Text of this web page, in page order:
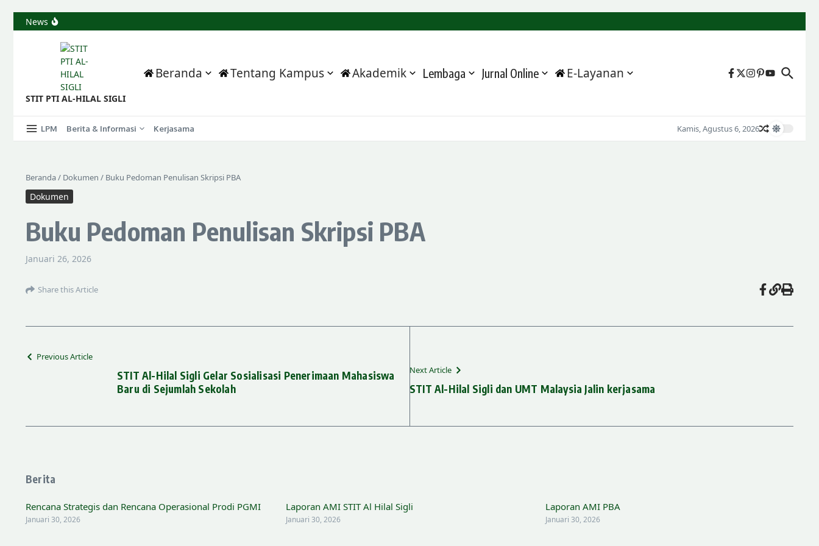
News
Rapat Teknis II Percepat Penegerian PTI Al Hilal Sigli, Tim Fasilitasi Matangkan Usulan Prioritas
SECANGKIR KOPI, SEJUTA HARAPAN MENUJU IAIN AL HILAL SIGLI
STIT PTI AL-HILAL SIGLI
Beranda Tentang Kampus Akademik Lembaga Jurnal Online E-Layanan
LPM Berita & Informasi Kerjasama Kamis, Agustus 6, 2026
Beranda/ Dokumen / Buku Pedoman Penulisan Skripsi PBA
Dokumen
Buku Pedoman Penulisan Skripsi PBA
Januari 26, 2026
Share this Article
Previous Article
STIT Al-Hilal Sigli Gelar Sosialisasi Penerimaan Mahasiswa
Baru di Sejumlah Sekolah
Next Article
STIT Al-Hilal Sigli dan UMT Malaysia Jalin kerjasama
Berita
Rencana Strategis dan Rencana Operasional Prodi PGMI
Januari 30, 2026
Laporan AMI STIT Al Hilal Sigli
Januari 30, 2026
Laporan AMI PBA
Januari 30, 2026